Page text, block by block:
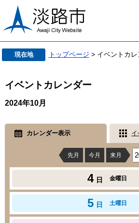
現在地 トップページ > イベントカレ
イベントカレンダー
2024年10月
カレンダー表示
先月 今月 来月
4 日 金曜日
5 日 土曜日